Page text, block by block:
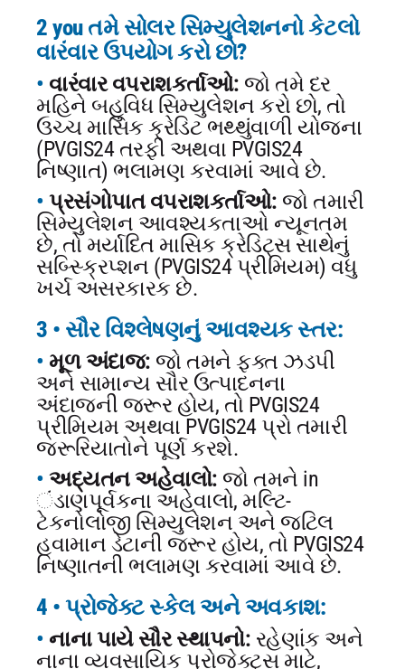
2 you તમે સોલર સિમ્યુલેશનનો કેટલો
વારંવાર ઉપયોગ કરો છો?
વારંવાર વપરાશકર્તાઓ: જો તમે દર
મહિને બહુવિધ સિમ્યુલેશન કરો છો, તો
ઉચ્ચ માસિક ક્રેડિટ ભથ્થુંવાળી યોજના
(PVGIS24 તરફી અથવા PVGIS24
નિષ્ણાત) ભલામણ કરવામાં આવે છે.
પ્રસંગોપાત વપરાશકર્તાઓ: જો તમારી
સિમ્યુલેશન આવશ્યકતાઓ ન્યૂનતમ
છે, તો મર્યાદિત માસિક ક્રેડિટ્સ સાથેનું
સબ્સ્ક્રિપ્શન (PVGIS24 પ્રીમિયમ) વધુ
ખર્ચ અસરકારક છે.
3 • સૌર વિશ્લેષણનું આવશ્યક સ્તર:
મૂળ અંદાજ: જો તમને ફક્ત ઝડપી
અને સામાન્ય સૌર ઉત્પાદનના
અંદાજની જરૂર હોય, તો PVGIS24
પ્રીમિયમ અથવા PVGIS24 પ્રો તમારી
જરૂરિયાતોને પૂર્ણ કરશે.
અદ્યતન અહેવાલો: જો તમને in
ંડાણપૂર્વકના અહેવાલો, મલ્ટિ-
ટેકનોલોજી સિમ્યુલેશન અને જટિલ
હવામાન ડેટાની જરૂર હોય, તો PVGIS24
નિષ્ણાતની ભલામણ કરવામાં આવે છે.
4 • પ્રોજેક્ટ સ્કેલ અને અવકાશ:
નાના પાયે સૌર સ્થાપનો: રહેણાંક અને
નાના વ્યવસાયિક પ્રોજેક્ટ્સ માટે,